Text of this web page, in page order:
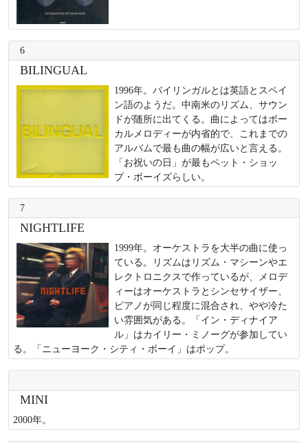
6
BILINGUAL
1996年。バイリンガルとは英語とスペイ
ン語のようだ。中南米のリズム、サウン
ドが随所に出てくる。曲によってはボー
カルメロディーが内省的で、これまでの
アルバムで最も曲の幅が広いと言える。
「お祝いの日」が最もペット・ショッ
プ・ボーイズらしい。
7
NIGHTLIFE
1999年。オーケストラを大半の曲に使っ
ている。リズムはリズム・マシーンやエ
レクトロニクスで作っているが、メロデ
ィーはオーケストラとシンセサイザー、
ピアノが同じ程度に混合され、やや冷た
い雰囲気がある。「イン・ディナイア
ル」はカイリー・ミノーグが参加してい
る。「ニューヨーク・シティ・ボーイ」はポップ。
MINI
2000年。